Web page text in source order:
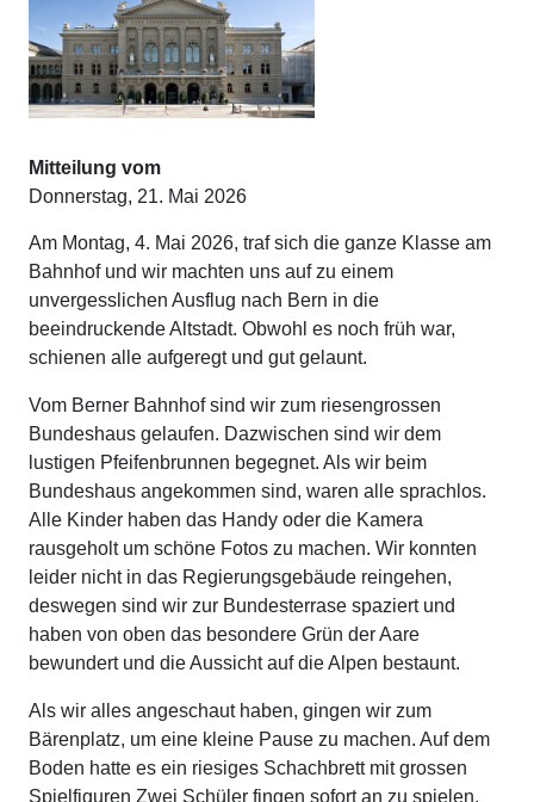
Mitteilung vom
Donnerstag, 21. Mai 2026
Am Montag, 4. Mai 2026, traf sich die ganze Klasse am
Bahnhof und wir machten uns auf zu einem
unvergesslichen Ausflug nach Bern in die
beeindruckende Altstadt. Obwohl es noch früh war,
schienen alle aufgeregt und gut gelaunt.
Vom Berner Bahnhof sind wir zum riesengrossen
Bundeshaus gelaufen. Dazwischen sind wir dem
lustigen Pfeifenbrunnen begegnet. Als wir beim
Bundeshaus angekommen sind, waren alle sprachlos.
Alle Kinder haben das Handy oder die Kamera
rausgeholt um schöne Fotos zu machen. Wir konnten
leider nicht in das Regierungsgebäude reingehen,
deswegen sind wir zur Bundesterrase spaziert und
haben von oben das besondere Grün der Aare
bewundert und die Aussicht auf die Alpen bestaunt.
Als wir alles angeschaut haben, gingen wir zum
Bärenplatz, um eine kleine Pause zu machen. Auf dem
Boden hatte es ein riesiges Schachbrett mit grossen
Spielfiguren Zwei Schüler fingen sofort an zu spielen.